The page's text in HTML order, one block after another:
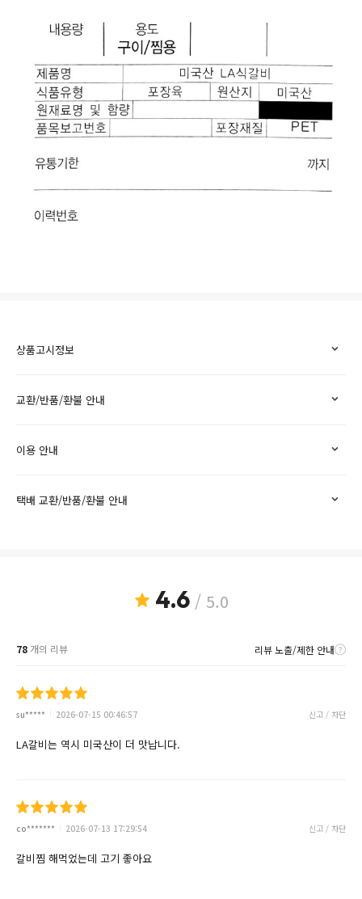
상품고시정보
교환/반품/환불 안내
이용 안내
택배 교환/반품/환불 안내
4.6/ 5.0
78개의 리뷰 리뷰 노출/제한 안내
su***** 2026-07-15 00:46:57 신고 / 차단
LA갈비는 역시 미국산이 더 맛납니다.
co******* 2026-07-13 17:29:54 신고 / 차단
갈비찜 해먹었는데 고기 좋아요